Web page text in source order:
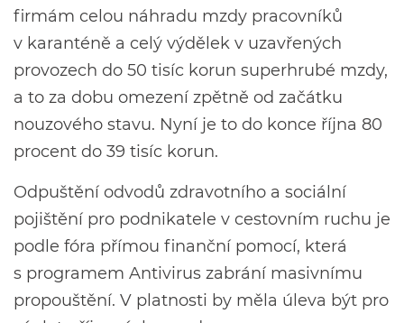
firmám celou náhradu mzdy pracovníků
v karanténě a celý výdělek v uzavřených
provozech do 50 tisíc korun superhrubé mzdy,
a to za dobu omezení zpětně od začátku
nouzového stavu. Nyní je to do konce října 80
procent do 39 tisíc korun.
Odpuštění odvodů zdravotního a sociální
pojištění pro podnikatele v cestovním ruchu je
podle fóra přímou finanční pomocí, která
s programem Antivirus zabrání masivnímu
propouštění. V platnosti by měla úleva být pro